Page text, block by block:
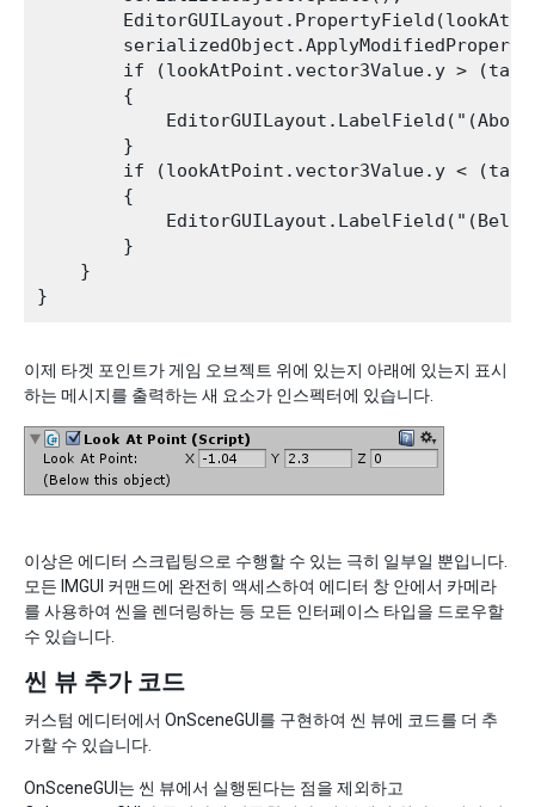
if (lookAtPoint.vector3Value.y >
        {
        }
if (lookAtPoint.vector3Value.y <
        {
        }
    }
이제 타겟 포인트가 게임 오브젝트 위에 있는지 아래에 있는지 표시
하는 메시지를 출력하는 새 요소가 인스펙터에 있습니다.
이상은 에디터 스크립팅으로 수행할 수 있는 극히 일부일 뿐입니다.
모든 IMGUI 커맨드에 완전히 액세스하여 에디터 창 안에서 카메라
를 사용하여 씬을 렌더링하는 등 모든 인터페이스 타입을 드로우할
수 있습니다.
씬 뷰 추가 코드
커스텀 에디터에서 OnSceneGUI를 구현하여 씬 뷰에 코드를 더 추
가할 수 있습니다.
OnSceneGUI는 씬 뷰에서 실행된다는 점을 제외하고